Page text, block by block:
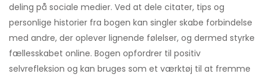
deling på sociale medier. Ved at dele citater, tips og
personlige historier fra bogen kan singler skabe forbindelse
med andre, der oplever lignende følelser, og dermed styrke
fællesskabet online. Bogen opfordrer til positiv
selvrefleksion og kan bruges som et værktøj til at fremme